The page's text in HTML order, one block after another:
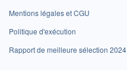
Mentions légales et CGU
Politique d'exécution
Rapport de meilleure sélection 2024